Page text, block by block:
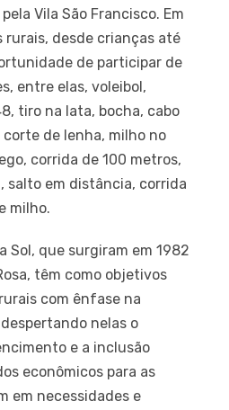
Vila São Francisco. Em
desde crianças até
de participar de
entre elas, voleibol,
tiro na lata, bocha, cabo
de lenha, milho no
corrida de 100 metros,
salto em distância, corrida
milho.
Sol, que surgiram em 1982
têm como objetivos
com ênfase na
nelas o
e a inclusão
econômicos para as
em necessidades e